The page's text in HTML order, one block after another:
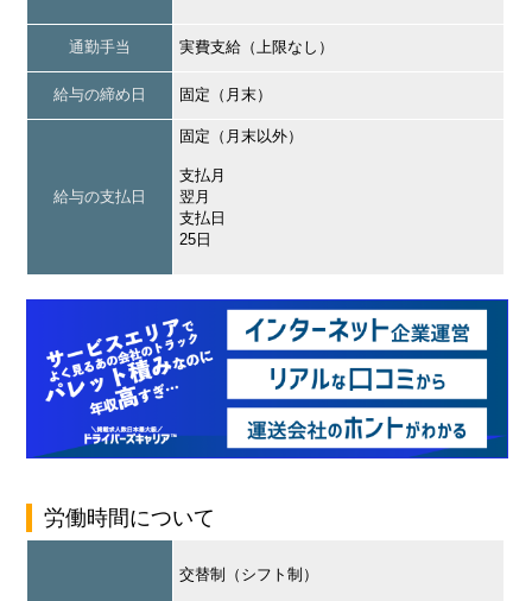
通勤手当 実費支給（上限なし）
給与の締め日 固定（月末）
給与の支払日
固定（月末以外）
支払月
翌月
支払日
25日
労働時間について
交替制（シフト制）